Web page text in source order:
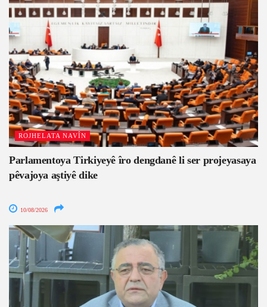
ROJHELATA NAVÎN
Parlamentoya Tirkiyeyê îro dengdanê li ser projeyasaya
pêvajoya aştiyê dike
10/08/2026